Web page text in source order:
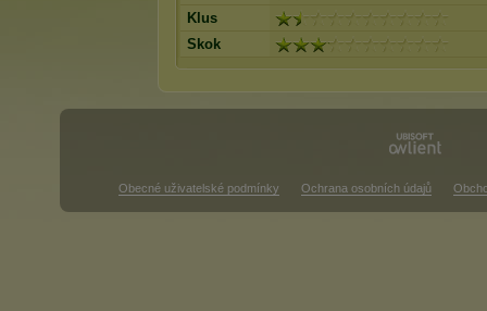
Klus
Skok
Obecné uživatelské podmínky Ochrana osobních údajů